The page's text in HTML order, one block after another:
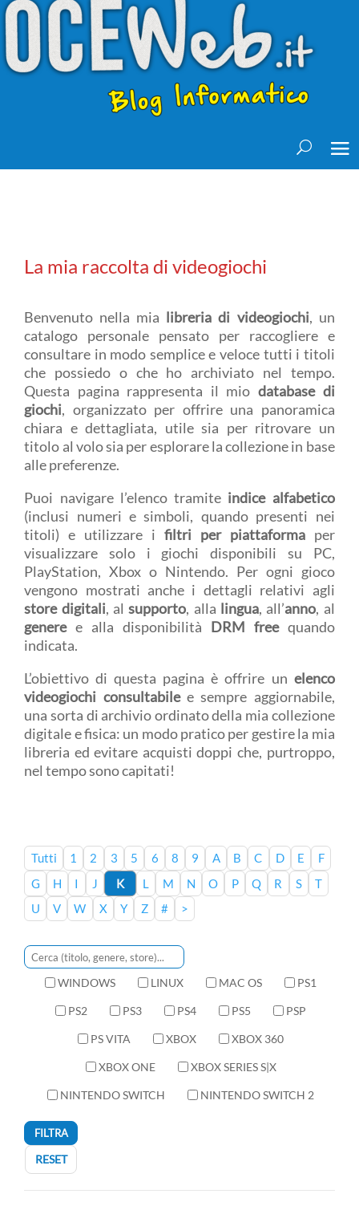
La mia raccolta di videogiochi
Benvenuto nella mia libreria di videogiochi, un
catalogo personale pensato per raccogliere e
consultare in modo semplice e veloce tutti i titoli
che possiedo o che ho archiviato nel tempo.
Questa pagina rappresenta il miodatabase di
giochi, organizzato per offrire una panoramica
chiara e dettagliata, utile sia per ritrovare un
titolo al volo sia per esplorare la collezione in base
alle preferenze.
Puoi navigare l’elenco tramite indice alfabetico
(inclusi numeri e simboli, quando presenti nei
titoli) e utilizzare i filtri per piattaformaper
visualizzare solo i giochi disponibili su PC,
PlayStation, Xbox o Nintendo. Per ogni gioco
vengono mostrati anche i dettagli relativi agli
store digitali, alsupporto, alla lingua, all’anno, al
generee alla disponibilità DRM freequando
indicata.
L’obiettivo di questa pagina è offrire un elenco
videogiochi consultabilee sempre aggiornabile,
una sorta di archivio ordinato della mia collezione
digitale e fisica: un modo pratico per gestire la mia
libreria ed evitare acquisti doppi che, purtroppo,
nel tempo sono capitati!
Tutti 1 2 3 5 6 8 9 A B C D E
F
G
H I J K L M N O P Q R S
T
U
V W X Y Z # >
WINDOWS LINUX MAC OS PS1
PS2 PS3 PS4 PS5 PSP
PS VITA XBOX XBOX 360
XBOX ONE XBOX SERIES S|X
NINTENDO SWITCH NINTENDO SWITCH 2
FILTRA
RESET